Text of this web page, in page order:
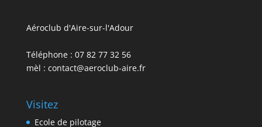
Aéroclub d'Aire-sur-l'Adour
Téléphone : 07 82 77 32 56
mèl : contact@aeroclub-aire.fr
Visitez
Ecole de pilotage